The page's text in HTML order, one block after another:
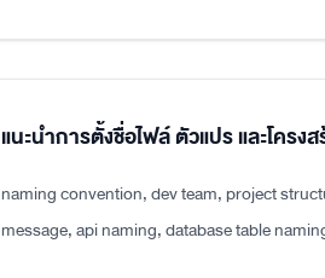
แนะนำการตั้งชื่อไฟล์ ตัวแปร และโครง
naming convention, dev team, project
message, api naming, database table